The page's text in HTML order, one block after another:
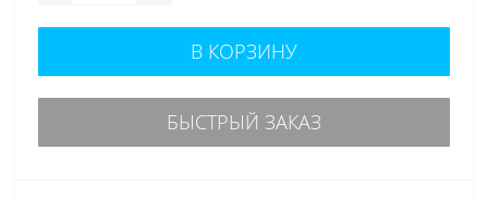
В КОРЗИНУ
БЫСТРЫЙ ЗАКАЗ